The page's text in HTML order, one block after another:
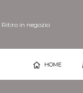
Ritiro in negozio
HOME